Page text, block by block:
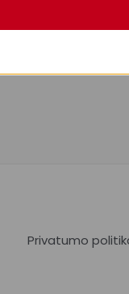
Privatumo